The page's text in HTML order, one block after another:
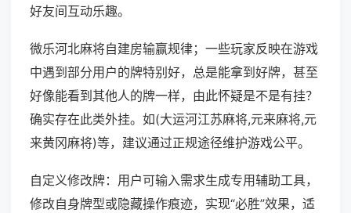
好友间互动乐趣。
微乐河北麻将自建房输赢规律；一些玩家反映在游戏
中遇到部分用户的牌特别好，总是能拿到好牌，甚至
好像能看到其他人的牌一样，由此怀疑是不是有挂？
确实存在此类外挂。如(大运河江苏麻将,元来麻将,元
来黄冈麻将)等，建议通过正规途径维护游戏公平。
自定义修改牌：用户可输入需求生成专用辅助工具，
修改自身牌型或隐藏操作痕迹，实现“必胜”效果，适